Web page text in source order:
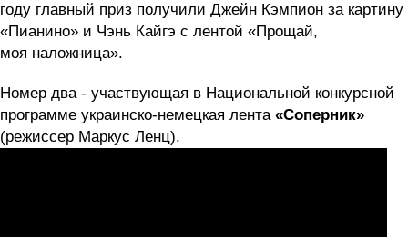
году главный приз получили Джейн Кэмпион за картину
«Пианино» и Чэнь Кайгэ с лентой «Прощай,
моя наложница».
Номер два - участвующая в Национальной конкурсной
программе украинско-немецкая лента «Соперник»
(режиссер Маркус Ленц).